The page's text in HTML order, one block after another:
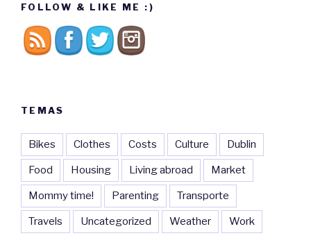
opciones?”
FOLLOW & LIKE ME :)
TEMAS
Bikes Clothes Costs Culture Dublin
Food Housing Living abroad Market
Mommy time! Parenting Transporte
Travels Uncategorized Weather Work